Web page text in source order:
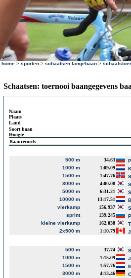
home > sporten > schaatsen langebaan >
Schaatsen: toernooi baangegevens
Naam
Plaats
Land
Soort baan
Hoogte
Baanrecords
500 m 34.63
1000 m
1:09.09
1500 m
1:47.76
3000 m
4:00.08
5000 m
6:31.21
10000 m
13:17.51
vierkamp
156.937
sprint
139.245
kleine vierkamp
162.038
2x500 m
1:10.79
500 m 37.74
1000 m
1:15.09
1500 m
1:57.76
3000 m
4:13.46